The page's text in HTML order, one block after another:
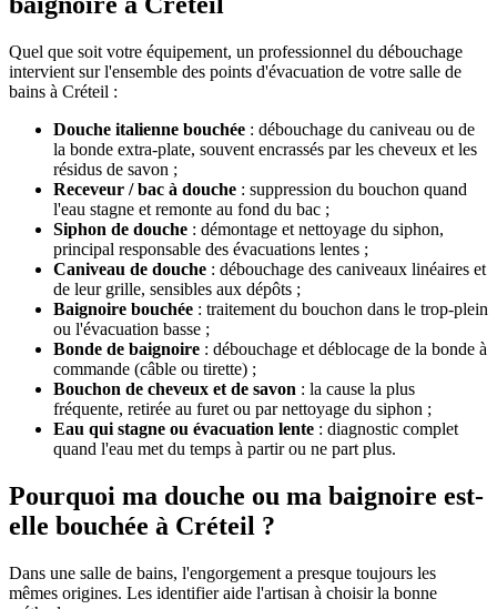
Quel que soit votre équipement, un professionnel du débouchage
intervient sur l'ensemble des points d'évacuation de votre salle de
bains à Créteil :
Douche italienne bouchée : débouchage du caniveau ou de
la bonde extra-plate, souvent encrassés par les cheveux et les
résidus de savon ;
Receveur / bac à douche : suppression du bouchon quand
l'eau stagne et remonte au fond du bac ;
Siphon de douche : démontage et nettoyage du siphon,
principal responsable des évacuations lentes ;
Caniveau de douche : débouchage des caniveaux linéaires et
de leur grille, sensibles aux dépôts ;
Baignoire bouchée : traitement du bouchon dans le trop-plein
ou l'évacuation basse ;
Bonde de baignoire : débouchage et déblocage de la bonde à
commande (câble ou tirette) ;
Bouchon de cheveux et de savon : la cause la plus
fréquente, retirée au furet ou par nettoyage du siphon ;
Eau qui stagne ou évacuation lente : diagnostic complet
quand l'eau met du temps à partir ou ne part plus.
Pourquoi ma douche ou ma baignoire est-
elle bouchée à Créteil ?
Dans une salle de bains, l'engorgement a presque toujours les
mêmes origines. Les identifier aide l'artisan à choisir la bonne